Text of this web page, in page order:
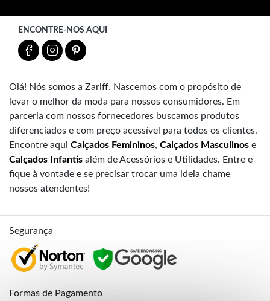
ENCONTRE-NOS AQUI
Olá! Nós somos a Zariff. Nascemos com o propósito de
levar o melhor da moda para nossos consumidores. Em
parceria com nossos fornecedores buscamos produtos
diferenciados e com preço acessível para todos os clientes.
Encontre aqui Calçados Femininos, Calçados Masculinos e
Calçados Infantis além de Acessórios e Utilidades. Entre e
fique à vontade e se precisar trocar uma ideia chame
nossos atendentes!
Segurança
Formas de Pagamento